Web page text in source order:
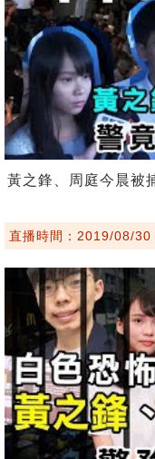
黃之鋒、周庭今晨
直播時間：2019/08/30